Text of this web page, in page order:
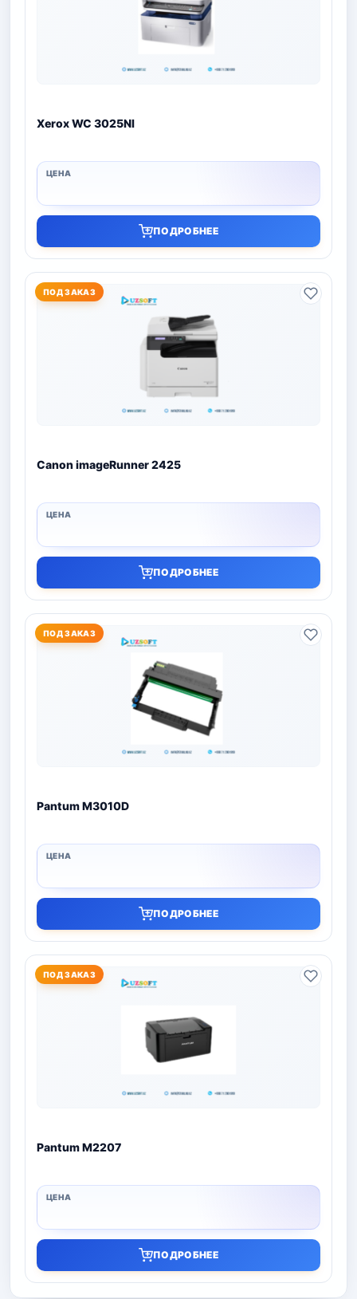
Xerox WC 3025NI
ПОДРОБНЕЕ
ПОД ЗАКАЗ
Canon imageRunner 2425
ПОДРОБНЕЕ
ПОД ЗАКАЗ
Pantum M3010D
ПОДРОБНЕЕ
ПОД ЗАКАЗ
Pantum M2207
ПОДРОБНЕЕ